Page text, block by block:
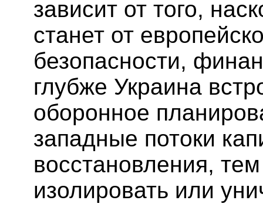
зависит от того,
станет от
безопасности,
глубже Украина
оборонное
западные потоки
восстановления,
изолировать или